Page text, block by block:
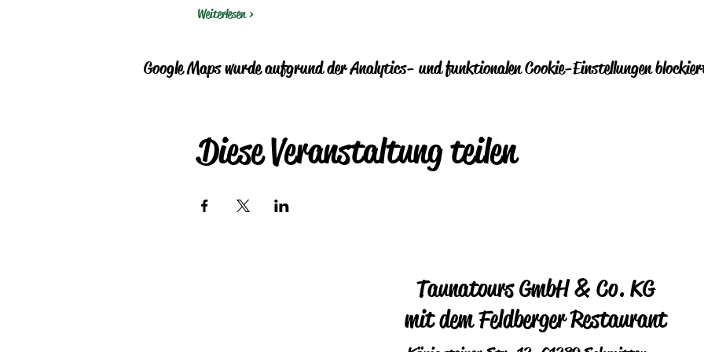
Weiterlesen >
Google Maps wurde aufgrund der Analytics- und funktionalen Cookie-Einstellungen
Diese Veranstaltung teilen
Taunatours GmbH & Co. KG
mit dem Feldberger Restaurant